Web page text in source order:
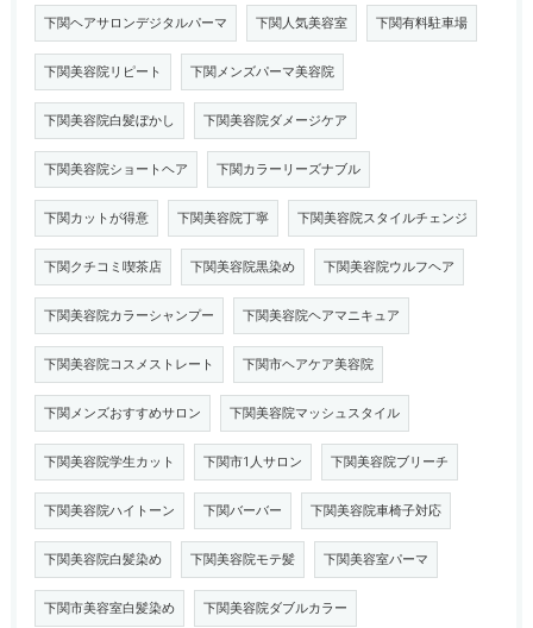
下関ヘアサロンデジタルパーマ 下関人気美容室 下関有料駐車場
下関美容院リピート 下関メンズパーマ美容院
下関美容院白髪ぼかし 下関美容院ダメージケア
下関美容院ショートヘア 下関カラーリーズナブル
下関カットが得意 下関美容院丁寧 下関美容院スタイルチェンジ
下関クチコミ喫茶店 下関美容院黒染め 下関美容院ウルフヘア
下関美容院カラーシャンプー 下関美容院ヘアマニキュア
下関美容院コスメストレート 下関市ヘアケア美容院
下関メンズおすすめサロン 下関美容院マッシュスタイル
下関美容院学生カット 下関市1人サロン 下関美容院ブリーチ
下関美容院ハイトーン 下関バーバー 下関美容院車椅子対応
下関美容院白髪染め 下関美容院モテ髪 下関美容室パーマ
下関市美容室白髪染め 下関美容院ダブルカラー